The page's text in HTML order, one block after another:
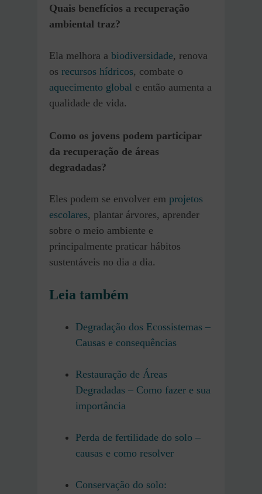
Quais benefícios a recuperação
ambiental traz?
Ela melhora a biodiversidade, renova
os recursos hídricos, combate o
aquecimento global e então aumenta a
qualidade de vida.
Como os jovens podem participar
da recuperação de áreas
degradadas?
Eles podem se envolver em projetos
escolares, plantar árvores, aprender
sobre o meio ambiente e
principalmente praticar hábitos
sustentáveis no dia a dia.
Leia também
Degradação dos Ecossistemas –
Causas e consequências
Restauração de Áreas
Degradadas – Como fazer e sua
importância
Perda de fertilidade do solo –
causas e como resolver
Conservação do solo: